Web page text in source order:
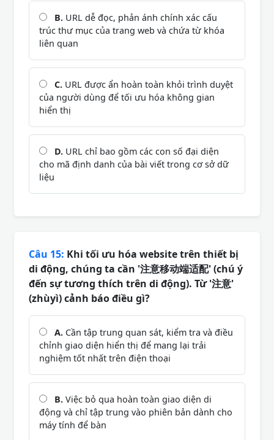
B. URL dễ đọc, phản ánh chính xác cấu
trúc thư mục của trang web và chứa từ khóa
liên quan
C. URL được ẩn hoàn toàn khỏi trình duyệt
của người dùng để tối ưu hóa không gian
hiển thị
D. URL chỉ bao gồm các con số đại diện
cho mã định danh của bài viết trong cơ sở dữ
liệu
Câu 15: Khi tối ưu hóa website trên thiết bị
di động, chúng ta cần '注意移动端适配' (chú ý
đến sự tương thích trên di động). Từ '注意'
(zhùyì) cảnh báo điều gì?
A. Cần tập trung quan sát, kiểm tra và điều
chỉnh giao diện hiển thị để mang lại trải
nghiệm tốt nhất trên điện thoại
B. Việc bỏ qua hoàn toàn giao diện di
động và chỉ tập trung vào phiên bản dành cho
máy tính để bàn